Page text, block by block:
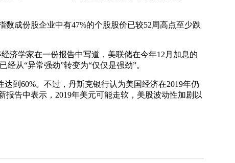
成份股企业中有47%的个股股价已较52周高点至少跌
济学家在一份报告中写道，美联储在今年12月加息的
从“异常强劲”转变为“仅仅是强劲”。
到60%。不过，丹斯克银行认为美国经济在2019年仍
告中表示，2019年美元可能走软，美股波动性加剧以